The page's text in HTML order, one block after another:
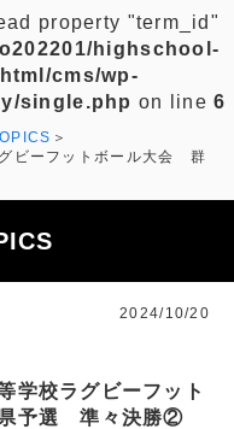
property "term_id"
highschool-
cms/wp-
single.php on line6
ビーフットボール大会 群
2024/10/20
学校ラグビーフット
予選 準々決勝②